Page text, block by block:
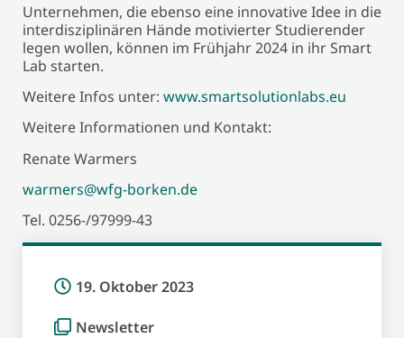
Unternehmen, die ebenso eine innovative Idee in die
interdisziplinären Hände motivierter Studierender
legen wollen, können im Frühjahr 2024 in ihr Smart
Lab starten.
Weitere Infos unter: www.smartsolutionlabs.eu
Weitere Informationen und Kontakt:
Renate Warmers
warmers@wfg-borken.de
Tel. 0256-/97999-43
19. Oktober 2023
Newsletter